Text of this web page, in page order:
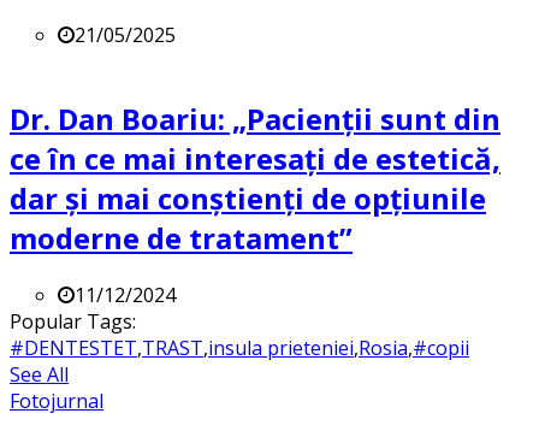
21/05/2025
Dr. Dan Boariu: „Pacienții sunt din
ce în ce mai interesați de estetică,
dar și mai conștienți de opțiunile
moderne de tratament”
11/12/2024
Popular Tags:
#DENTESTET,TRAST,insula prieteniei,Rosia,#copii
See All
Fotojurnal